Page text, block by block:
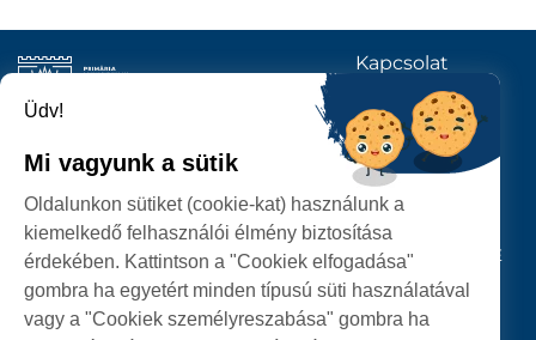
SZEMÉLYES ADATOK VÉDELME
SZATMÁRNÉMETI
POLGÁRMESTERI HIVATAL
P-ȚA 25 OCTOMBRIE, NR. 1 CORP M, 440026 SATU MARE
Kapcsolat
KÖVESSENEK
Üdv!
Mi vagyunk a sütik
Oldalunkon sütiket (cookie-kat) használunk a
kiemelkedő felhasználói élmény biztosítása
érdekében. Kattintson a "Cookiek elfogadása"
gombra ha egyetért minden típusú süti használatával
vagy a "Cookiek személyreszabása" gombra ha